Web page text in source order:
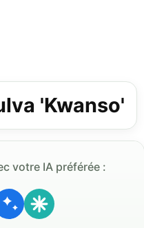
'Kwanso'
votre IA préférée :